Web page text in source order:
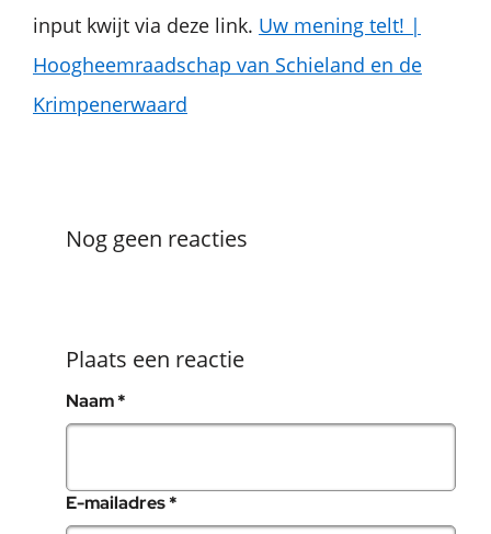
input kwijt via deze link. Uw mening telt! |
Hoogheemraadschap van Schieland en de
Krimpenerwaard
Nog geen reacties
Plaats een reactie
Naam*
E-mailadres*